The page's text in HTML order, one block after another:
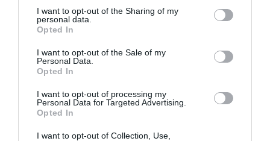
not limited to your visit or usage behaviour. You may click to
grant or deny consent to Google and its third-party tags to
use your data for below specified purposes in below Google
consent section.
I want to opt-out of the Sharing of my
personal data.
Opted In
I want to opt-out of the Sale of my
Personal Data.
Opted In
I want to opt-out of processing my
Personal Data for Targeted Advertising.
Opted In
I want to opt-out of Collection, Use,
RFS cieš zaudējumu Čehijā – mājup ar
“Barcelona”!” Raivis Jurkovskis par
“Riga” aizsardzību un izredzēm Eiropas